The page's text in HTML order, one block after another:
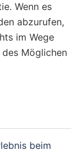
Wenn es
abzurufen,
im Wege
Möglichen
beim